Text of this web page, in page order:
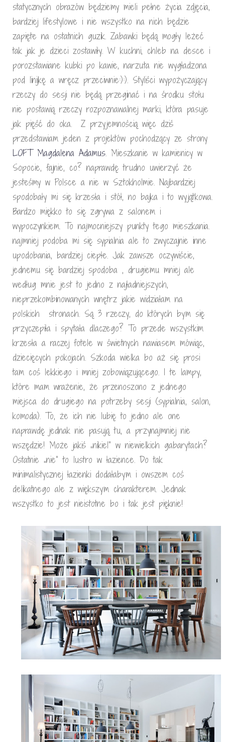
statycznych obrazów będziemy mieli pełne życia zdjęcia,
bardziej lifestylowe i nie wszystko na nich będzie
zapięte na ostatnich guzik. Zabawki będą mogły leżeć
tak jak je dzieci zostawiły. W kuchni, chleb na desce i
porozstawiane kubki po kawie, narzuta nie wygładzona
pod linijkę a wręcz przeciwnie:):). Styliści wypożyczający
rzeczy do sesji nie będą przeginać i na środku stołu
nie postawią rzeczy rozpoznawalnej marki, która pasuje
jak pięść do oka. Z przyjemnością więc dziś
przedstawiam jeden z projektów pochodzący ze strony
LOFT Magdalena Adamus. Mieszkanie w kamienicy w
Sopocie, fajnie, co? naprawdę trudno uwierzyć że
jesteśmy w Polsce a nie w Sztokholmie. Najbardziej
spodobały mi się krzesła i stół, no bajka i to wyjątkowa.
Bardzo miękko to się zgrywa z salonem i
wypoczynkiem. To najmocniejszy punkty tego mieszkania.
najmniej podoba mi się sypialnia ale to zwyczajnie inne
upodobania, bardziej ciepłe. Jak zawsze oczywiście,
jednemu się bardziej spodoba , drugiemu mniej ale
według mnie jest to jedno z najładniejszych,
nieprzekombinowanych wnętrz jakie widziałam na
polskich stronach. Są 3 rzeczy, do których bym się
przyczepiła i spytała dlaczego? To przede wszystkim
krzesła a raczej fotele w świetnych nawiasem mówiąc,
dziecięcych pokojach. Szkoda wielka bo aż się prosi
tam coś lekkiego i mniej zobowiązującego. I te lampy,
które mam wrażenie, że przenoszono z jednego
miejsca do drugiego na potrzeby sesji (sypialnia, salon,
komoda). To, że ich nie lubię to jedno ale one
naprawdę jednak nie pasują tu, a przynajmniej nie
wszędzie! Może jakiś „nikiel” w niewielkich gabarytach?
Ostatnie „nie” to lustro w łazience. Do tak
minimalistycznej łazienki dodałabym i owszem coś
delikatnego ale z większym charakterem. Jednak
wszystko to jest nieistotne bo i tak jest pięknie!